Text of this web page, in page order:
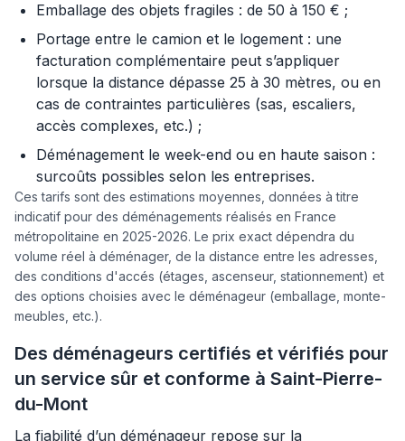
Emballage des objets fragiles : de 50 à 150 € ;
Portage entre le camion et le logement : une
facturation complémentaire peut s’appliquer
lorsque la distance dépasse 25 à 30 mètres, ou en
cas de contraintes particulières (sas, escaliers,
accès complexes, etc.) ;
Déménagement le week-end ou en haute saison :
surcoûts possibles selon les entreprises.
Ces tarifs sont des estimations moyennes, données à titre
indicatif pour des déménagements réalisés en France
métropolitaine en 2025-2026. Le prix exact dépendra du
volume réel à déménager, de la distance entre les adresses,
des conditions d'accés (étages, ascenseur, stationnement) et
des options choisies avec le déménageur (emballage, monte-
meubles, etc.).
Des déménageurs certifiés et vérifiés pour
un service sûr et conforme à Saint-Pierre-
du-Mont
La fiabilité d’un déménageur repose sur la